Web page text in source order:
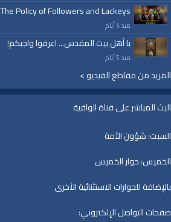
The Policy of Followers and Lackeys
منذ 4 أيام
يا أهل بيت المقدس... اعرفوا واجبكم!
منذ 5 أيام
المزيد من مقاطع الفيديو >
البث المباشر على قناة الواقية
السبت: شؤون الأمة
الخميس: حوار الخميس
بالإضافة للحوارات الاستثنائية الأخرى
صفحات التواصل الإلكتروني: